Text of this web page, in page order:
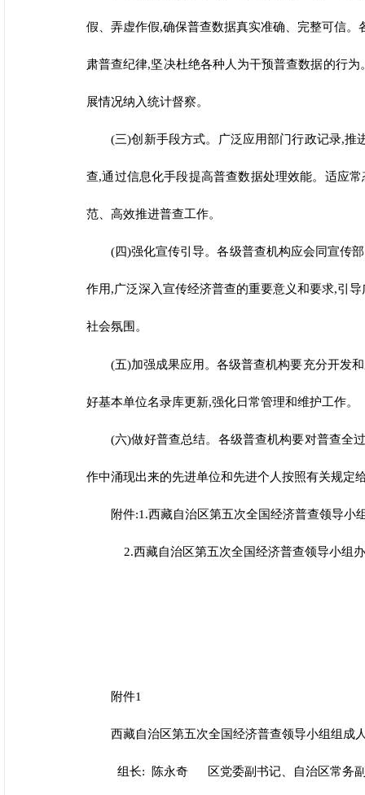
假、弄虚作假,确保普查数据真实准确、 完整可信。
肃普查纪律,坚决杜绝各种人为干预普查数据的行
展情况纳入统计督察。
(三)创新手段方式。广泛应用部门行政记录,推
查,通过信息化手段提高普查数据处理效能。适应
范、高效推进普查工作。
(四)强化宣传引导。各级普查机构应会同宣传
作用,广泛深入宣传经济普查的重要意义和要求,引
社会氛围 。
(五)加强成果应用。各级普查机构要充分开发
好基本单位名录库更新,强化日常管理和维护工作。
(六)做好普查总结。各级普查机构要对普查全
作中涌现出来的先进单位和先进个人按照有关规定
附件:1.西藏自治区第五次全国经济普查领导小
2.西藏自治区第五次全国经济普查领导小组
附件1
西藏自治区第五次全国经济普查领导小组组成
组长: 陈永奇 区党委副书记、自治区常务